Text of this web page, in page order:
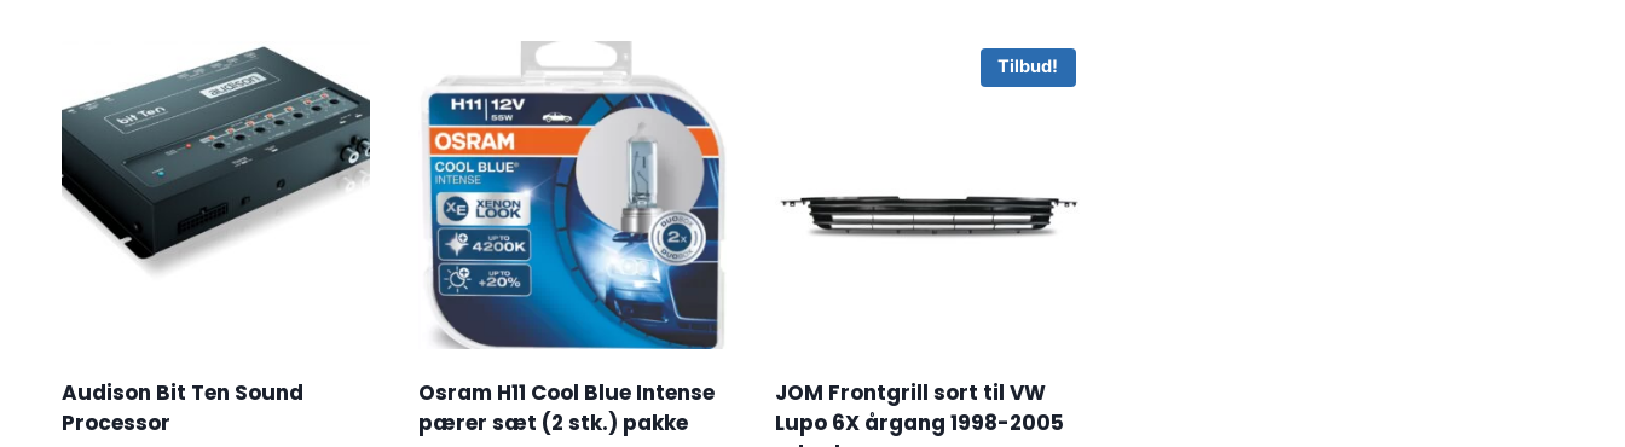
Audison Bit Ten Sound
Processor
Osram H11 Cool Blue Intense
pærer sæt (2 stk.) pakke
Tilbud!
JOM Frontgrill sort til VW
Lupo 6X årgang 1998-2005